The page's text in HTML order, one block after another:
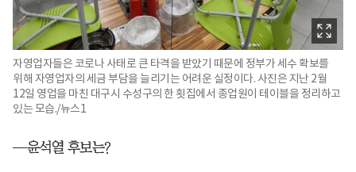
자영업자들은 코로나 사태로 큰 타격을 받았기 때문에 정부가 세수 확보를
위해 자영업자의 세금 부담을 늘리기는 어려운 실정이다. 사진은 지난 2월
12일 영업을 마친 대구시 수성구의 한 횟집에서 종업원이 테이블을 정리하고
있는 모습./뉴스1
—윤석열 후보는?